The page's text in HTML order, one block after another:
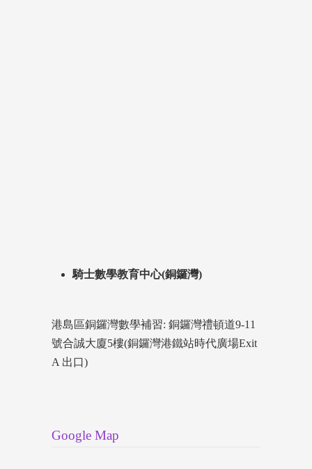
騎士數學教育中心(銅鑼灣)
港島區銅鑼灣數學補習: 銅鑼灣禮頓道9-11
號合誠大廈5樓(銅鑼灣港鐵站時代廣場Exit
A 出口)
Google Map